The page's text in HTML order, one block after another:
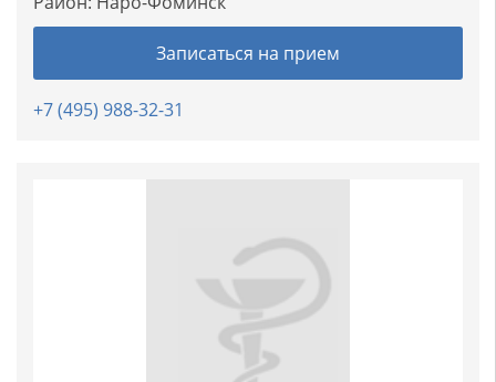
Записаться на прием
+7 (495) 988-32-31